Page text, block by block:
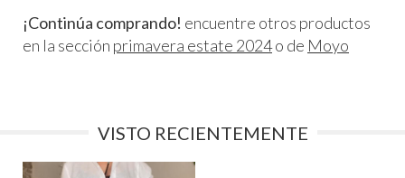
¡Continúa comprando! encuentre otros productos
en la sección primavera estate 2024o de Moyo
VISTO RECIENTEMENTE